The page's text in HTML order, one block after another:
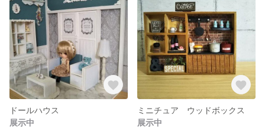
ドールハウス
展示中
ミニチュア ウッドボックス
展示中